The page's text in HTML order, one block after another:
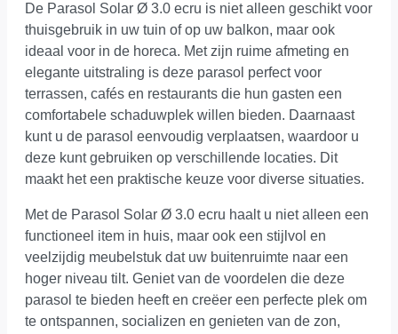
De Parasol Solar Ø 3.0 ecru is niet alleen geschikt voor
thuisgebruik in uw tuin of op uw balkon, maar ook
ideaal voor in de horeca. Met zijn ruime afmeting en
elegante uitstraling is deze parasol perfect voor
terrassen, cafés en restaurants die hun gasten een
comfortabele schaduwplek willen bieden. Daarnaast
kunt u de parasol eenvoudig verplaatsen, waardoor u
deze kunt gebruiken op verschillende locaties. Dit
maakt het een praktische keuze voor diverse situaties.
Met de Parasol Solar Ø 3.0 ecru haalt u niet alleen een
functioneel item in huis, maar ook een stijlvol en
veelzijdig meubelstuk dat uw buitenruimte naar een
hoger niveau tilt. Geniet van de voordelen die deze
parasol te bieden heeft en creëer een perfecte plek om
te ontspannen, socializen en genieten van de zon,